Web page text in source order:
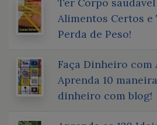
Alimentos Certos e
Perda de Peso!
Faça Dinheiro com
Aprenda 10
dinheiro com blog!